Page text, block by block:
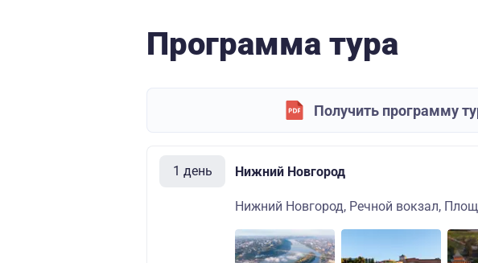
Программа тура
Получить программу
1 день Нижний Новгород
Нижний Новгород, Речной вокзал,